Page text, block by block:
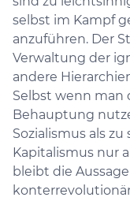
selbst im Kampf
anzuführen. Der
Verwaltung der
andere
Selbst wenn man
Behauptung
Sozialismus als
Kapitalismus nur
bleibt die